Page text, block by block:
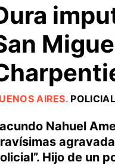
AIRES.
Nahuel
Hijo de un